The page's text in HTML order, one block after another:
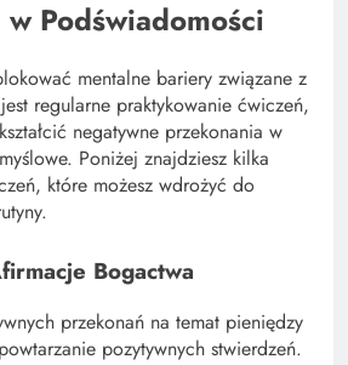
Podświadomości
mentalne bariery związane z
regularne praktykowanie ćwiczeń,
negatywne przekonania w
Poniżej znajdziesz kilka
które możesz wdrożyć do
Bogactwa
przekonań na temat pieniędzy
pozytywnych stwierdzeń.